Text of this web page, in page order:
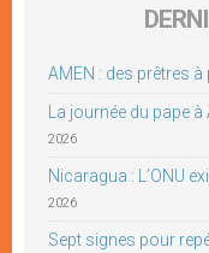
AMEN : des prêtres à
La journée du pape à
2026
Nicaragua : L’ONU
2026
Sept signes pour